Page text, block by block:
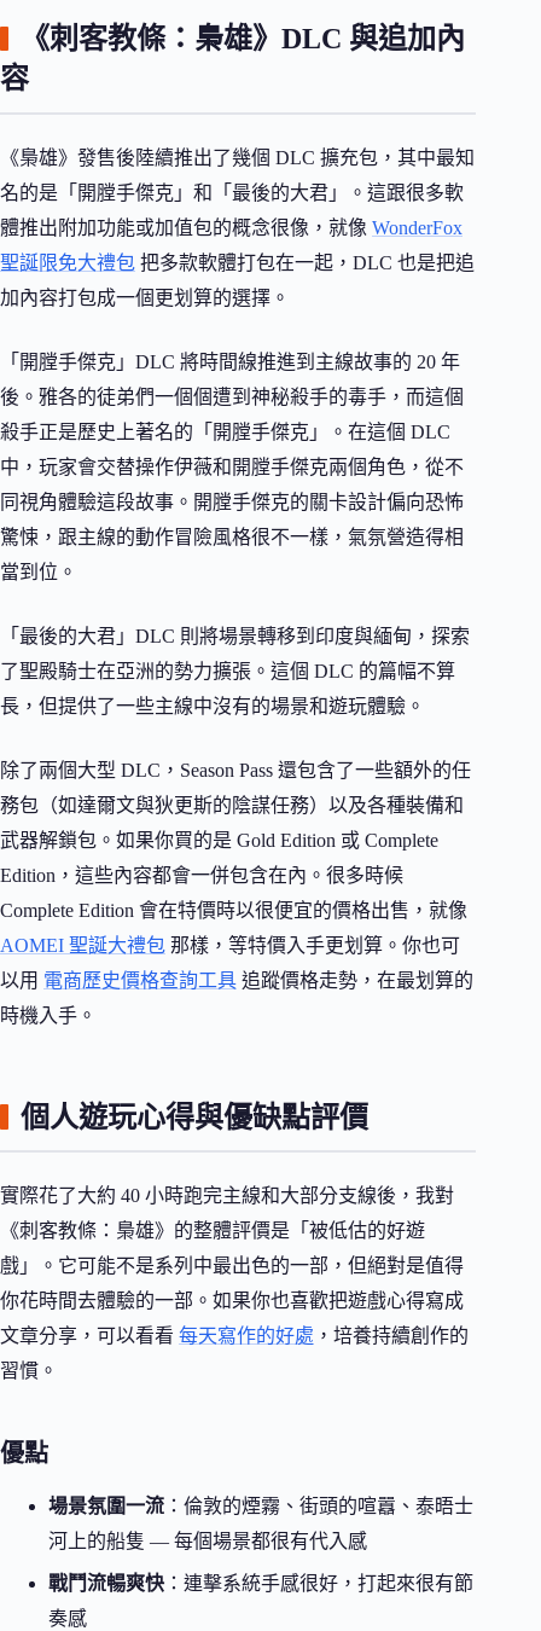
《刺客教條：梟雄》DLC 與追加內
容
《梟雄》發售後陸續推出了幾個 DLC 擴充包，其中最知
名的是「開膛手傑克」和「最後的大君」。這跟很多軟
體推出附加功能或加值包的概念很像，就像 WonderFox
聖誕限免大禮包 把多款軟體打包在一起，DLC 也是把追
加內容打包成一個更划算的選擇。
「開膛手傑克」DLC 將時間線推進到主線故事的 20 年
後。雅各的徒弟們一個個遭到神秘殺手的毒手，而這個
殺手正是歷史上著名的「開膛手傑克」。在這個 DLC
中，玩家會交替操作伊薇和開膛手傑克兩個角色，從不
同視角體驗這段故事。開膛手傑克的關卡設計偏向恐怖
驚悚，跟主線的動作冒險風格很不一樣，氣氛營造得相
當到位。
「最後的大君」DLC 則將場景轉移到印度與緬甸，探索
了聖殿騎士在亞洲的勢力擴張。這個 DLC 的篇幅不算
長，但提供了一些主線中沒有的場景和遊玩體驗。
除了兩個大型 DLC，Season Pass 還包含了一些額外的任
務包（如達爾文與狄更斯的陰謀任務）以及各種裝備和
武器解鎖包。如果你買的是 Gold Edition 或 Complete
Edition，這些內容都會一併包含在內。很多時候
Complete Edition 會在特價時以很便宜的價格出售，就像
AOMEI 聖誕大禮包 那樣，等特價入手更划算。你也可
以用 電商歷史價格查詢工具 追蹤價格走勢，在最划算的
時機入手。
個人遊玩心得與優缺點評價
實際花了大約 40 小時跑完主線和大部分支線後，我對
《刺客教條：梟雄》的整體評價是「被低估的好遊
戲」。它可能不是系列中最出色的一部，但絕對是值得
你花時間去體驗的一部。如果你也喜歡把遊戲心得寫成
文章分享，可以看看 每天寫作的好處 ，培養持續創作的
習慣。
優點
場景氛圍一流 ：倫敦的煙霧、街頭的喧囂、泰晤士
河上的船隻 — 每個場景都很有代入感
戰鬥流暢爽快 ：連擊系統手感很好，打起來很有節
奏感